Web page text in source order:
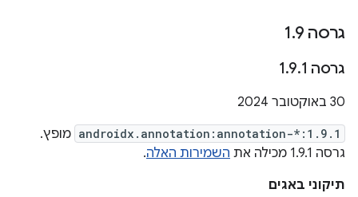
גרסה 1 .9
גרסה 1 .9.1
‫30 באוקטובר 2024
androidx.annotation:annotation-*:1.9.1 מופץ.
גרסה 1.9.1 מכילה את
השמירות האלה.
תיקוני באגים